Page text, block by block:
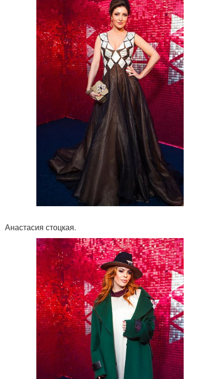
Анастасия стоцкая.